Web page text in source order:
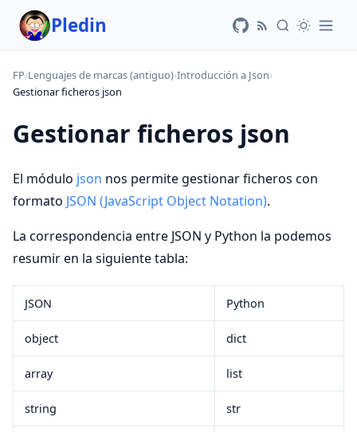
Pledin
FP›Lenguajes de marcas (antiguo)›Introducción a Json›
Gestionar ficheros json
Gestionar ficheros json
El módulo json nos permite gestionar ficheros con
formato JSON (JavaScript Object Notation).
La correspondencia entre JSON y Python la podemos
resumir en la siguiente tabla:
JSON Python
object dict
array list
string str